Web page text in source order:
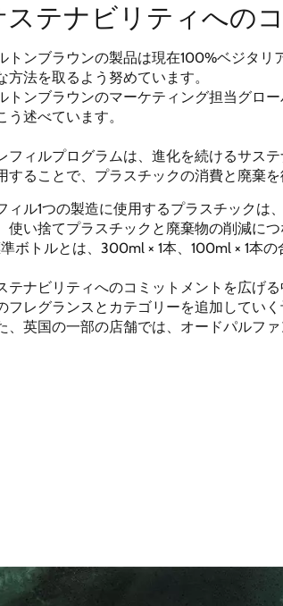
ステナビリティへの
トンブラウンの製品は現在100%ベジタ
方法を取るよう努めています。
トンブラウンのマーケティング担当グロ
う述べています。
フィルプログラムは、進化を続けるサス
することで、プラスチックの消費と廃棄
ィル1つの製造に使用するプラスチック
使い捨てプラスチックと廃棄物の削減に
ボトルとは、300ml × 1本、100ml × 1本
テナビリティへのコミットメントを広げ
フレグランスとカテゴリーを追加してい
、英国の一部の店舗では、オードパルフ